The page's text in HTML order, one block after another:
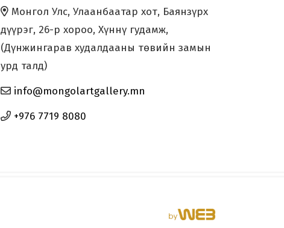
Монгол Улс, Улаанбаатар хот, Баянзүрх
дүүрэг, 26-р хороо, Хүннү гудамж,
(Дүнжингарав худалдааны төвийн замын
урд талд)
info@mongolartgallery.mn
+976 7719 8080